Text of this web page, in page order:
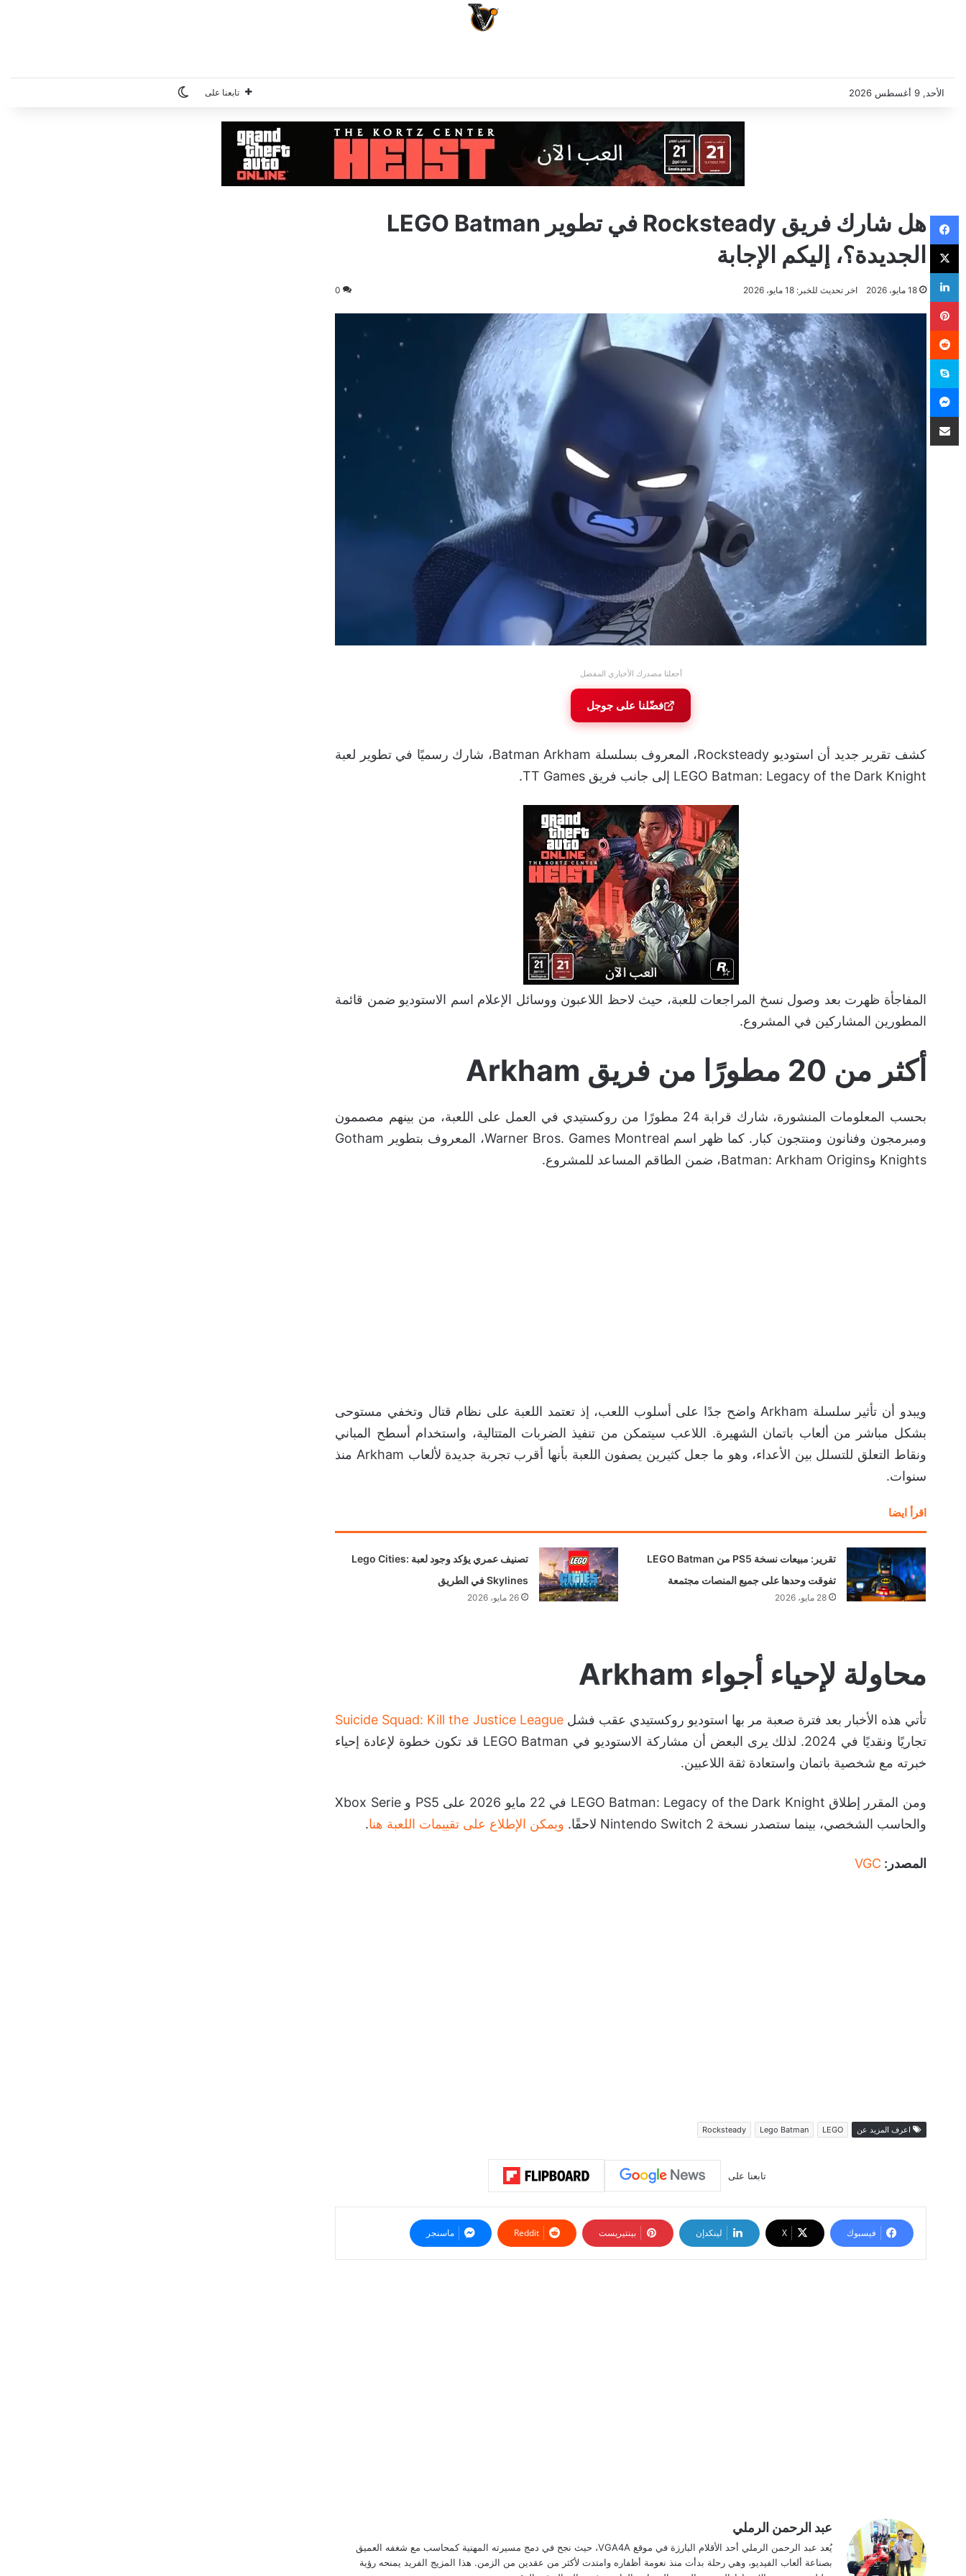
الأحد, 9 أغسطس 2026 تابعنا على الوضع المظلم
هل شارك فريق Rocksteady في تطوير LEGO Batman
الجديدة؟، إليكم الإجابة
18 مايو، 2026 اخر تحديث للخبر: 18 مايو، 2026 0
أجعلنا مصدرك الأخباري المفضل
فضّلنا على جوجل
كشف تقرير جديد أن استوديو Rocksteady، المعروف بسلسلة Batman Arkham، شارك رسميًا في تطوير لعبة
LEGO Batman: Legacy of the Dark Knight إلى جانب فريق TT Games.
المفاجأة ظهرت بعد وصول نسخ المراجعات للعبة، حيث لاحظ اللاعبون ووسائل الإعلام اسم الاستوديو ضمن قائمة
المطورين المشاركين في المشروع.
أكثر من 20 مطورًا من فريق Arkham
بحسب المعلومات المنشورة، شارك قرابة 24 مطورًا من روكستيدي في العمل على اللعبة، من بينهم مصممون
ومبرمجون وفنانون ومنتجون كبار. كما ظهر اسم Warner Bros. Games Montreal، المعروف بتطوير Gotham
Knights وBatman: Arkham Origins، ضمن الطاقم المساعد للمشروع.
ويبدو أن تأثير سلسلة Arkham واضح جدًا على أسلوب اللعب، إذ تعتمد اللعبة على نظام قتال وتخفي مستوحى
بشكل مباشر من ألعاب باتمان الشهيرة. اللاعب سيتمكن من تنفيذ الضربات المتتالية، واستخدام أسطح المباني
ونقاط التعلق للتسلل بين الأعداء، وهو ما جعل كثيرين يصفون اللعبة بأنها أقرب تجربة جديدة لألعاب Arkham منذ
سنوات.
اقرأ ايضا
تقرير: مبيعات نسخة PS5 من LEGO Batman
تفوقت وحدها على جميع المنصات مجتمعة
28 مايو، 2026
تصنيف عمري يؤكد وجود لعبة Lego Cities:
Skylines في الطريق
26 مايو، 2026
محاولة لإحياء أجواء Arkham
تأتي هذه الأخبار بعد فترة صعبة مر بها استوديو روكستيدي عقب فشلSuicide Squad: Kill the Justice League
تجاريًا ونقديًا في 2024. لذلك يرى البعض أن مشاركة الاستوديو في LEGO Batman قد تكون خطوة لإعادة إحياء
خبرته مع شخصية باتمان واستعادة ثقة اللاعبين.
ومن المقرر إطلاق LEGO Batman: Legacy of the Dark Knight في 22 مايو 2026 على PS5 و Xbox Serie
والحاسب الشخصي، بينما ستصدر نسخة Nintendo Switch 2 لاحقًا.
ويمكن الإطلاع على تقييمات اللعبة هنا.
المصدر: VGC
اعرف المزيد عن LEGO
Lego Batman
Rocksteady
تابعنا على
فيسبوك ‫X لينكدإن بينتيريست ‏Reddit ماسنجر
عبد الرحمن الرملي
يُعد عبد الرحمن الرملي أحد الأقلام البارزة في موقع VGA4A، حيث نجح في دمج مسيرته المهنية كمحاسب مع شغفه العميق
بصناعة ألعاب الفيديو، وهي رحلة بدأت منذ نعومة أظفاره وامتدت لأكثر من عقدين من الزمن. هذا المزيج الفريد يمنحه رؤية
فيسبوك
‫X
لينكدإن
بينتيريست
سكايب
ماسنجر
مشاركة عبر البريد